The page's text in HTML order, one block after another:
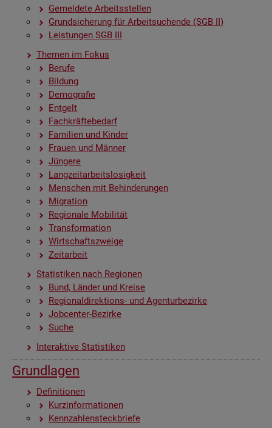
Ge­mel­de­te Ar­beits­stel­len
Grund­si­che­rung für Ar­beit­su­chen­de (SGB II)
Leis­tun­gen SGB III
The­men im Fokus
Be­ru­fe
Bil­dung
De­mo­gra­fie
Ent­gelt
Fach­kräf­te­be­darf
Fa­mi­li­en und Kin­der
Frau­en und Män­ner
Jün­ge­re
Lang­zeit­ar­beits­lo­sig­keit
Men­schen mit Be­hin­de­run­gen
Mi­gra­ti­on
Re­gio­na­le Mo­bi­li­tät
Trans­for­ma­ti­on
Wirt­schafts­zwei­ge
Zeit­ar­beit
Sta­tis­ti­ken nach Re­gio­nen
Bund, Län­der und Krei­se
Re­gio­nal­di­rek­ti­ons- und Agen­tur­be­zir­ke
Job­cen­ter-Be­zir­ke
Suche
In­ter­ak­ti­ve Sta­tis­ti­ken
Grund­la­gen
De­fi­ni­tio­nen
Kurz­in­for­ma­tio­nen
Kenn­zah­len­steck­brie­fe